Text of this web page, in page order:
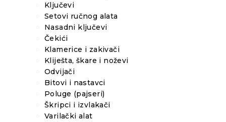
Ključevi
Setovi ručnog alata
Nasadni ključevi
Čekići
Klamerice i zakivači
Kliješta, škare i noževi
Odvijači
Bitovi i nastavci
Poluge (pajseri)
Škripci i izvlakači
Varilački alat